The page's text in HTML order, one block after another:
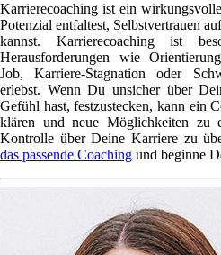
Karrierecoaching ist ein
Potenzial entfaltest, Selbstvertrauen
kannst. Karrierecoaching ist
Herausforderungen wie
Job, Karriere-Stagnation oder
erlebst. Wenn Du unsicher über
Gefühl hast, festzustecken, kann ein
klären und neue Möglichkeiten zu
Kontrolle über Deine Karriere zu
das passende Coaching und beginne